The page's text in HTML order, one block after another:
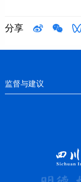
分享
监督与建议